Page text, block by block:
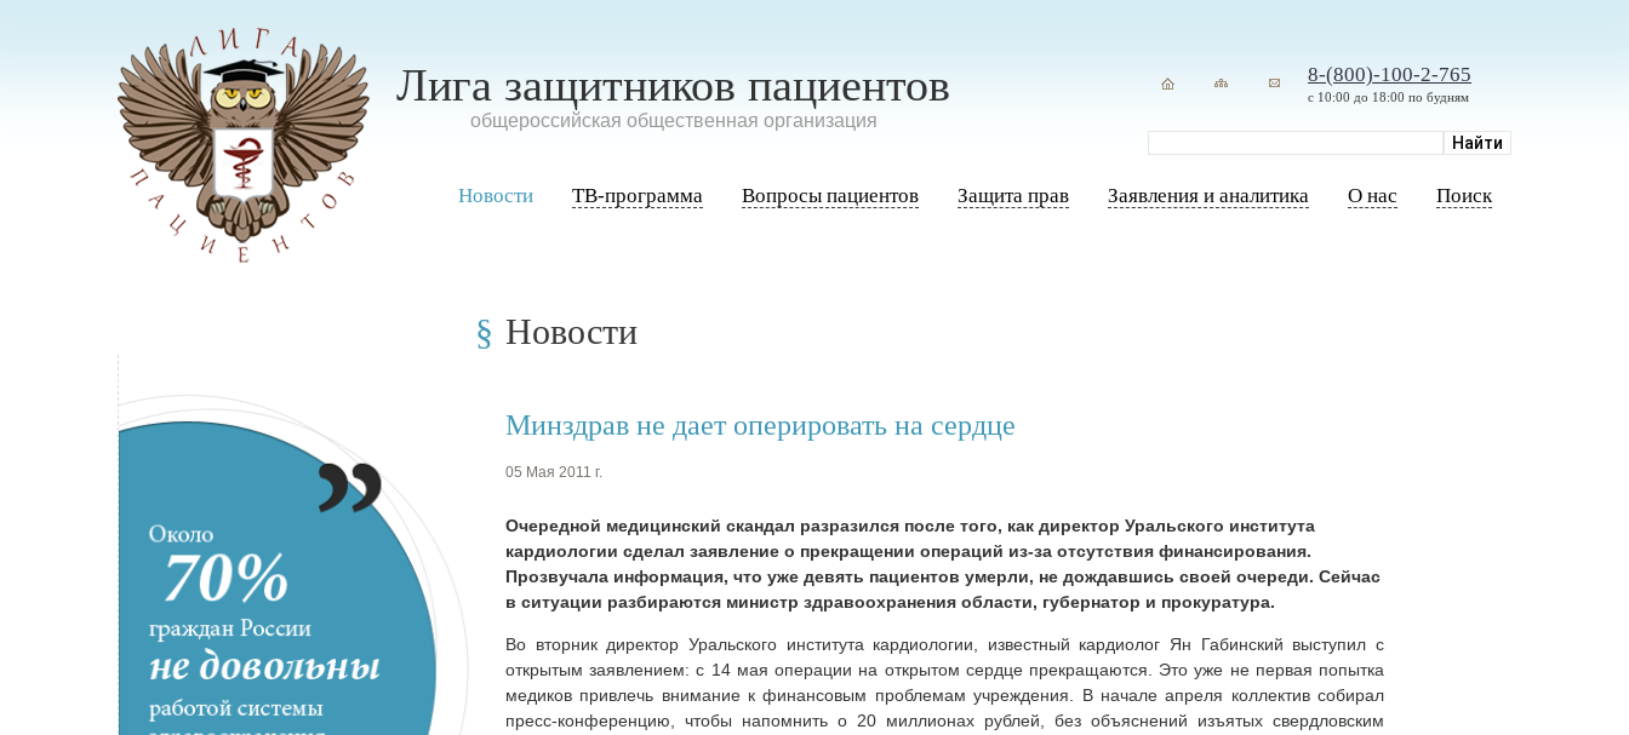
Лига защитников пациентов
oбщероссийская общественная организация
8-(800)-100-2-765
с 10:00 до 18:00 по будням
Новости ТВ-программа Вопросы пациентов Защита прав Заявления и аналитика О нас Поиск
Новости
Минздрав не дает оперировать на сердце
05 Мая 2011 г.
Очередной медицинский скандал разразился после того, как директор Уральского института
кардиологии сделал заявление о прекращении операций из-за отсутствия финансирования.
Прозвучала информация, что уже девять пациентов умерли, не дождавшись своей очереди. Сейчас
в ситуации разбираются министр здравоохранения области, губернатор и прокуратура.
Во вторник директор Уральского института кардиологии, известный кардиолог Ян Габинский выступил с
открытым заявлением: с 14 мая операции на открытом сердце прекращаются. Это уже не первая попытка
медиков привлечь внимание к финансовым проблемам учреждения. В начале апреля коллектив собирал
пресс-конференцию, чтобы напомнить о 20 миллионах рублей, без объяснений изъятых свердловским